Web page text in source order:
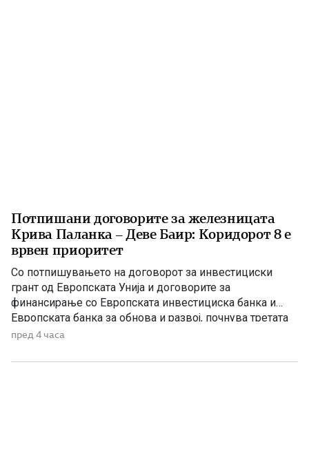
Потпишани договорите за железницата
Крива Паланка – Деве Баир: Коридорот 8 е
врвен приоритет
Со потпишувањето на договорот за инвестициски
грант од Европската Унија и договорите за
финансирање со Европската инвестициска банка и
Европската банка за обнова и развој, почнува третата
фаза од финансирањето на железничката делница
8. На потпишувањето во Владата присуствуваа
пред 4 часа